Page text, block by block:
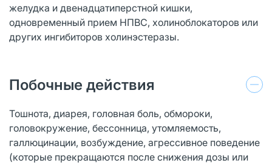
желудка и двенадцатиперстной кишки,
одновременный прием НПВС, холиноблокаторов или
других ингибиторов холинэстеразы.
Побочные действия
Тошнота, диарея, головная боль, обмороки,
головокружение, бессонница, утомляемость,
галлюцинации, возбуждение, агрессивное поведение
(которые прекращаются после снижения дозы или